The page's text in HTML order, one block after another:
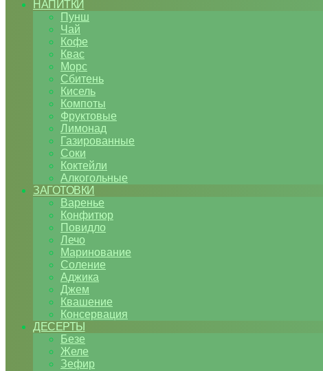
НАПИТКИ
Пунш
Чай
Кофе
Квас
Морс
Сбитень
Кисель
Компоты
Фруктовые
Лимонад
Газированные
Соки
Коктейли
Алкогольные
ЗАГОТОВКИ
Варенье
Конфитюр
Повидло
Лечо
Маринование
Соление
Аджика
Джем
Квашение
Консервация
ДЕСЕРТЫ
Безе
Желе
Зефир